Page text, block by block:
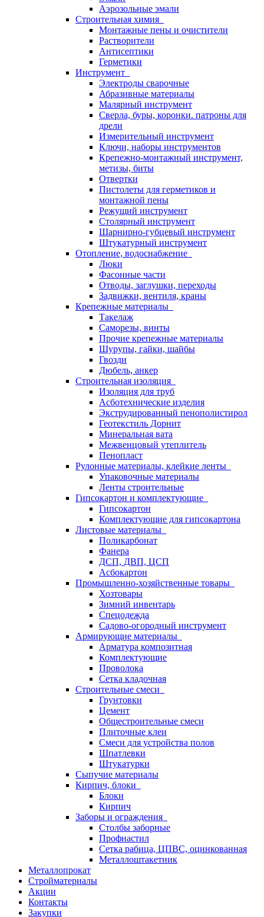
Аэрозольные эмали
Строительная химия
Монтажные пены и очистители
Растворители
Антисептики
Герметики
Инструмент
Электроды сварочные
Абразивные материалы
Малярный инструмент
Сверла, буры, коронки. патроны для
дрели
Измерительный инструмент
Ключи, наборы инструментов
Крепежно-монтажный инструмент,
метизы, биты
Отвертки
Пистолеты для герметиков и
монтажной пены
Режущий инструмент
Столярный инструмент
Шарнирно-губцевый инструмент
Штукатурный инструмент
Отопление, водоснабжение
Люки
Фасонные части
Отводы, заглушки, переходы
Задвижки, вентиля, краны
Крепежные материалы
Такелаж
Саморезы, винты
Прочие крепежные материалы
Шурупы, гайки, шайбы
Гвозди
Дюбель, анкер
Строительная изоляция
Изоляция для труб
Асботехнические изделия
Экструдированный пенополистирол
Геотекстиль Дорнит
Минеральная вата
Межвенцовый утеплитель
Пенопласт
Рулонные материалы, клейкие ленты
Упаковочные материалы
Ленты строительные
Гипсокартон и комплектующие
Гипсокартон
Комплектующие для гипсокартона
Листовые материалы
Поликарбонат
Фанера
ДСП, ДВП, ЦСП
Асбокартон
Промышленно-хозяйственные товары
Хозтовары
Зимний инвентарь
Спецодежда
Садово-огородный инструмент
Армирующие материалы
Арматура композитная
Комплектующие
Проволока
Сетка кладочная
Строительные смеси
Грунтовки
Цемент
Общестроительные смеси
Плиточные клеи
Смеси для устройства полов
Шпатлевки
Штукатурки
Сыпучие материалы
Кирпич, блоки
Блоки
Кирпич
Заборы и ограждения
Столбы заборные
Профнастил
Сетка рабица, ЦПВС, оцинкованная
Металлоштакетник
Металлопрокат
Стройматериалы
Акции
Контакты
Закупки